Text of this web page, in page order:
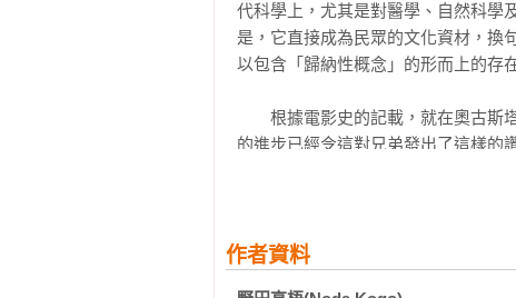
情境
戲劇情境的製造
戲劇結構的原則
第一個場景
衝突
代科學上，尤其是對醫學、自然科學
是，它直接成為民眾的文化資材，換
以包含「歸納性概念」的形而上的存
根據電影史的記載，就在奧古斯塔
的進步已經令這對兄弟發出了這樣的
一九○○年後，電影機的運用使得戲
作者資料